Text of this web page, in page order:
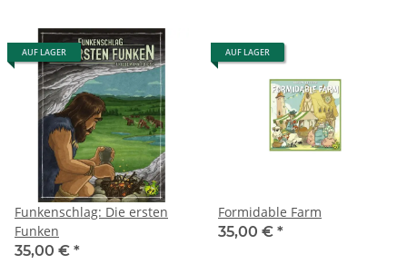
AUF LAGER
Funkenschlag: Die ersten
Funken
35,00 € *
AUF LAGER
Formidable Farm
35,00 € *